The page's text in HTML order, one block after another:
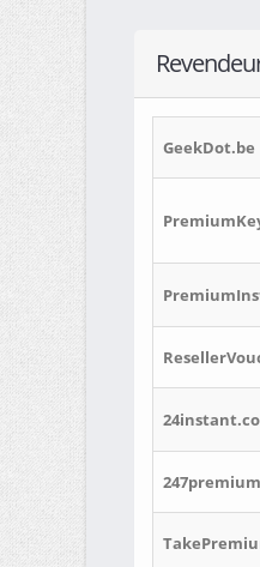
GeekDot.be